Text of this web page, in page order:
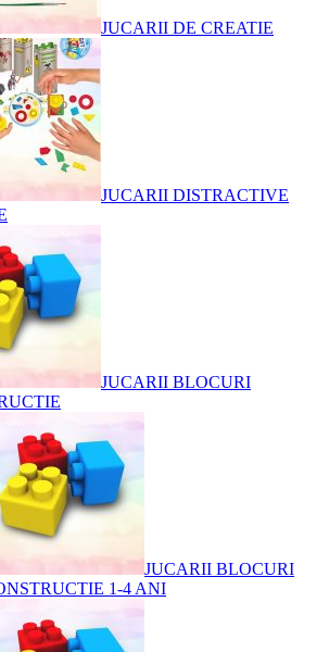
JUCARII DE CREATIE
JUCARII DISTRACTIVE
JUCARII BLOCURI
JUCARII BLOCURI
1-4 ANI